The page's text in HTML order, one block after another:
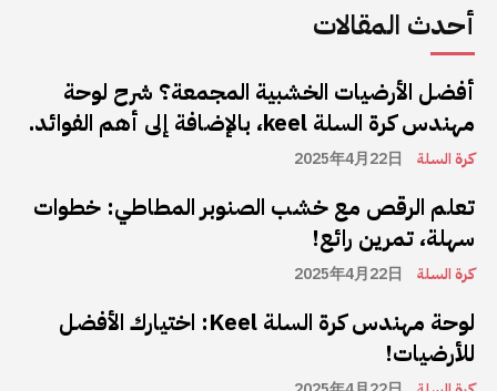
أحدث المقالات
أفضل الأرضيات الخشبية المجمعة؟ شرح لوحة
مهندس كرة السلة keel، بالإضافة إلى أهم الفوائد.
كرة السلة 2025年4月22日
تعلم الرقص مع خشب الصنوبر المطاطي: خطوات
سهلة، تمرين رائع!
كرة السلة 2025年4月22日
لوحة مهندس كرة السلة Keel: اختيارك الأفضل
للأرضيات!